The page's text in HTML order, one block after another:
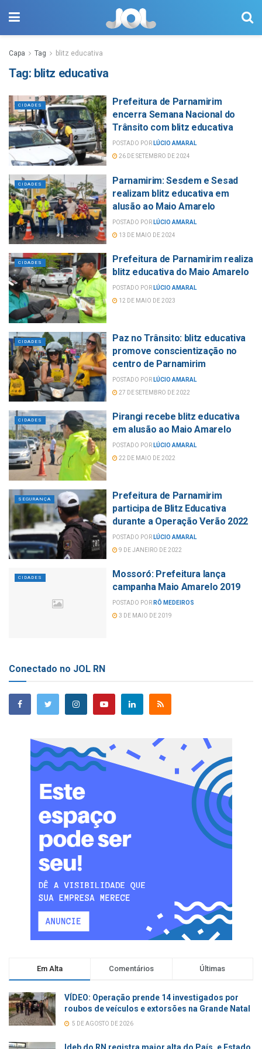
Capa Tag blitz educativa
Tag: blitz educativa
CIDADES
Prefeitura de Parnamirim
encerra Semana Nacional do
Trânsito com blitz educativa
POSTADO POR LÚCIO AMARAL
26 DE SETEMBRO DE 2024
CIDADES
Parnamirim: Sesdem e Sesad
realizam blitz educativa em
alusão ao Maio Amarelo
POSTADO POR LÚCIO AMARAL
13 DE MAIO DE 2024
CIDADES
Prefeitura de Parnamirim realiza
blitz educativa do Maio Amarelo
POSTADO POR LÚCIO AMARAL
12 DE MAIO DE 2023
CIDADES
Paz no Trânsito: blitz educativa
promove conscientização no
centro de Parnamirim
POSTADO POR LÚCIO AMARAL
27 DE SETEMBRO DE 2022
CIDADES
Pirangi recebe blitz educativa
em alusão ao Maio Amarelo
POSTADO POR LÚCIO AMARAL
22 DE MAIO DE 2022
SEGURANÇA
Prefeitura de Parnamirim
participa de Blitz Educativa
durante a Operação Verão 2022
POSTADO POR LÚCIO AMARAL
9 DE JANEIRO DE 2022
CIDADES
Mossoró: Prefeitura lança
campanha Maio Amarelo 2019
POSTADO POR RÔ MEDEIROS
3 DE MAIO DE 2019
Conectado no JOL RN
Em Alta Comentários Últimas
VÍDEO: Operação prende 14 investigados por
roubos de veículos e extorsões na Grande Natal
5 DE AGOSTO DE 2026
Ideb do RN registra maior alta do País, e Estado